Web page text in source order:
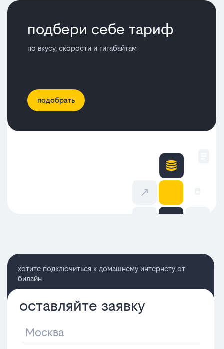
подбери себе тариф
по вкусу, скорости и гигабайтам
подобрать
хотите подключиться к домашнему интернету от
билайн
оставляйте заявку